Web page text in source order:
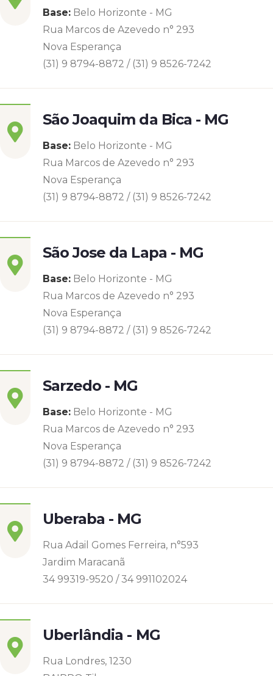
Base: Belo Horizonte - MG
Rua Marcos de Azevedo n° 293
Nova Esperança
(31) 9 8794-8872 / (31) 9 8526-7242
São Joaquim da Bica - MG
Base: Belo Horizonte - MG
Rua Marcos de Azevedo n° 293
Nova Esperança
(31) 9 8794-8872 / (31) 9 8526-7242
São Jose da Lapa - MG
Base: Belo Horizonte - MG
Rua Marcos de Azevedo n° 293
Nova Esperança
(31) 9 8794-8872 / (31) 9 8526-7242
Sarzedo - MG
Base: Belo Horizonte - MG
Rua Marcos de Azevedo n° 293
Nova Esperança
(31) 9 8794-8872 / (31) 9 8526-7242
Uberaba - MG
Rua Adail Gomes Ferreira, n°593
Jardim Maracanã
34 99319-9520 / 34 991102024
Uberlândia - MG
Rua Londres, 1230